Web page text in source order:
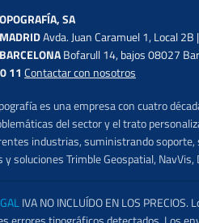
SA
Avda. Juan Caramuel 1, Local
Bofarull 14, bajos 08027
11 Contactar con nosotros
es una empresa con cuatro
del sector y el trato
industrias, suministrando
y soluciones Trimble Geospatial,
IVA NO INCLUÍDO EN LOS